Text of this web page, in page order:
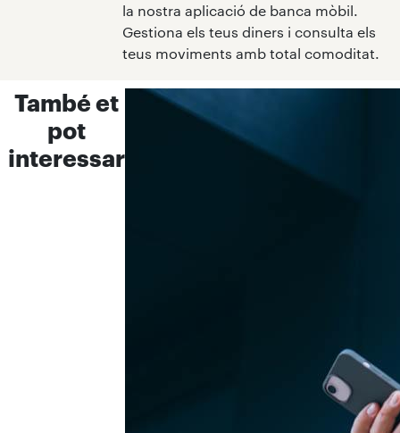
la nostra aplicació de banca mòbil.
Gestiona els teus diners i consulta els
teus moviments amb total comoditat.
També et
pot
interessar